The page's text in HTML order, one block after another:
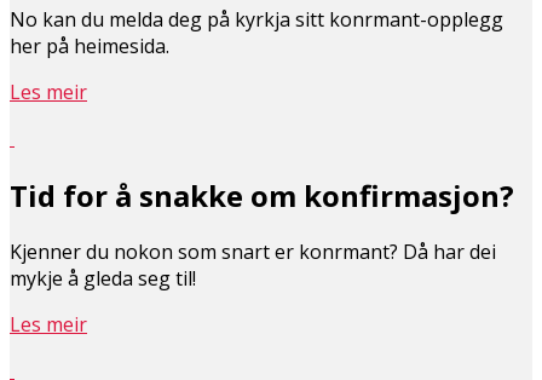
No kan du melda deg på kyrkja sitt konfirmant-opplegg
her på heimesida.
Les meir
Tid for å snakke om konfirmasjon?
Kjenner du nokon som snart er konfirmant? Då har dei
mykje å gleda seg til!
Les meir